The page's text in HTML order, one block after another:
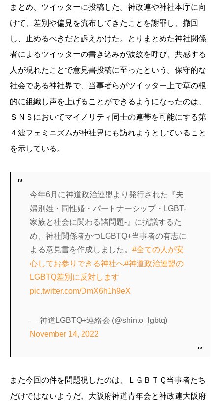
まとめ、ツイッターに投稿した。神政連や神社本庁に向
けて、差別や偏見を流布してきたことを謝罪し、撤回
し、止めるべきだと訴えかけた。とりまとめた神社関係
者によるツイッターの書き込みが波紋を呼び、共感する
人が現れたことで意見書投稿に至ったという。保守的な
社会である神社界で、当事者らがツイッター上で草の根
的に組織し声を上げることができるようになったのは、
ＳＮＳにおいてマイノリティ同士の連帯を可能にする第
４波フェミニズムが神社界にも訪れようとしていること
を示している。
今年6月に神道政治連盟より発行された『夫
婦別姓・同性婚・パートナーシップ・LGBT-
家族と社会に関わる諸問題-』に抗議するた
め、神社関係者かつLGBTQ+当事者の有志に
よる意見書を作成しました。#全ての人が安
心してお参りできる神社へ#神道政治連盟の
LGBTQ差別に反対します
pic.twitter.com/DmX6h1h9eX
— 神道LGBTQ+連絡会 (@shinto_lgbtq)
November 14, 2022
また今回の件を問題視したのは、ＬＧＢＴＱ当事者たち
だけではないようだ。大阪府神道青年会と神政連大阪府